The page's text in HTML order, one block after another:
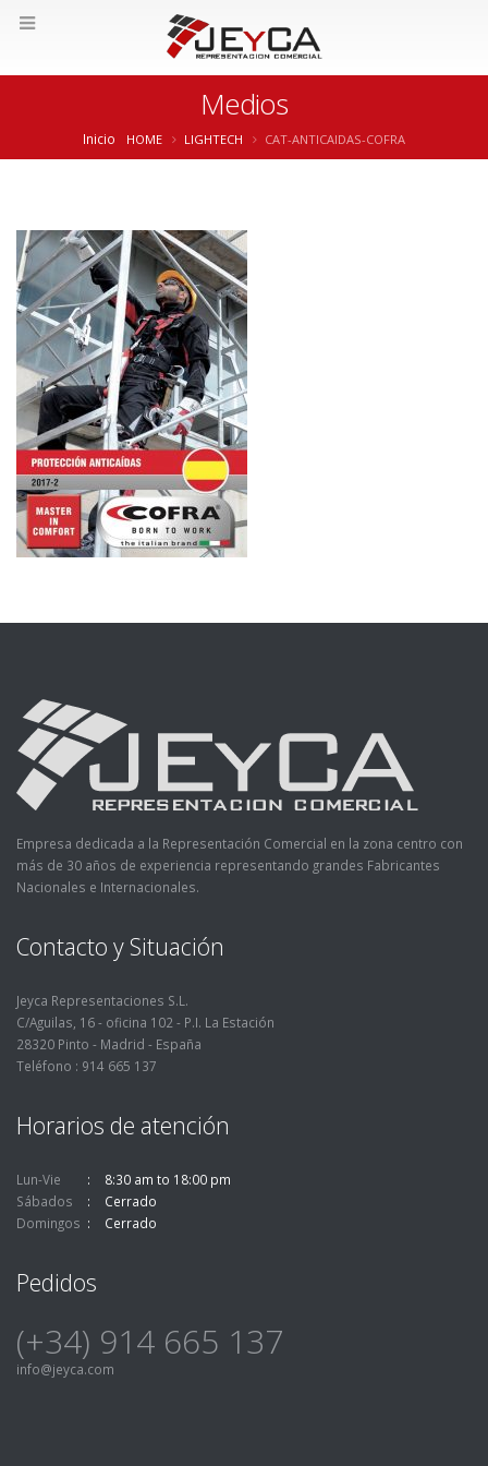
Medios
Inicio HOME LIGHTECH CAT-ANTICAIDAS-COFRA
Empresa dedicada a la Representación Comercial en la zona centro con
más de 30 años de experiencia representando grandes Fabricantes
Nacionales e Internacionales.
Contacto y Situación
Jeyca Representaciones S.L.
C/Aguilas, 16 - oficina 102 - P.I. La Estación
28320 Pinto - Madrid - España
Teléfono : 914 665 137
Horarios de atención
Lun-Vie
8:30 am to 18:00 pm
Sábados
Cerrado
Domingos
Cerrado
Pedidos
(+34) 914 665 137
info@jeyca.com